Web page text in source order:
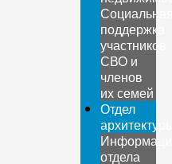
поддержка
участников
СВО и
членов
их семей
Отдел
отдела